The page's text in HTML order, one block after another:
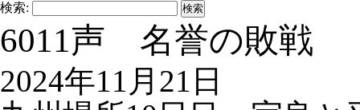
検索:
6011声 名誉の敗戦
2024年11月21日